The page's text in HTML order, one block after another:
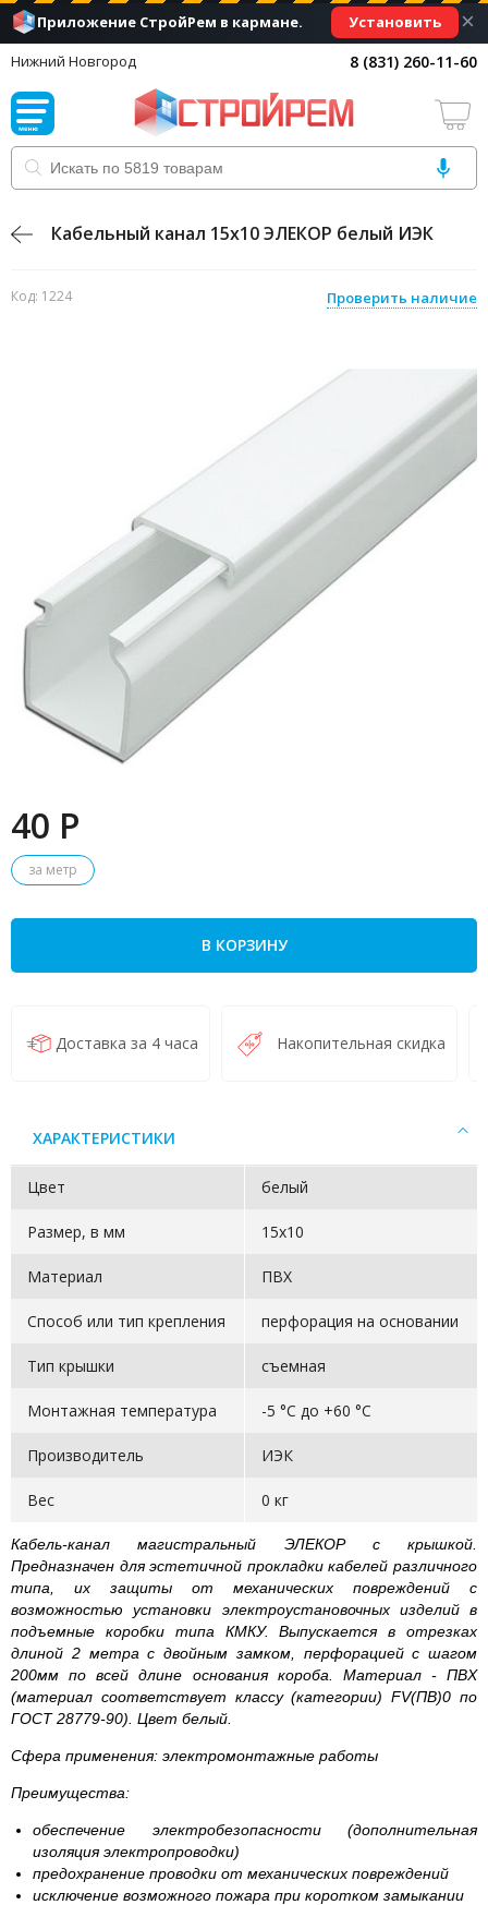
Приложение СтройРем в кармане. Установить ×
Нижний Новгород 8 (831) 260-11-60
Кабельный канал 15х10 ЭЛЕКОР белый ИЭК
Код: 1224 Проверить наличие
40 P
за метр
В КОРЗИНУ
Доставка за 4 часа Накопительная скидка
ХАРАКТЕРИСТИКИ
Цвет белый
Размер, в мм 15х10
Материал ПВХ
Способ или тип крепления перфорация на основании
Тип крышки съемная
Монтажная температура -5 °C до +60 °C
Производитель ИЭК
Вес 0 кг
Кабель-канал магистральный ЭЛЕКОР с крышкой.
Предназначен для эстетичной прокладки кабелей различного
типа, их защиты от механических повреждений с
возможностью установки электроустановочных изделий в
подъемные коробки типа КМКУ. Выпускается в отрезках
длиной 2 метра с двойным замком, перфорацией с шагом
200мм по всей длине основания короба. Материал - ПВХ
(материал соответствует классу (категории) FV(ПВ)0 по
ГОСТ 28779-90). Цвет белый.
Сфера применения: электромонтажные работы
Преимущества:
обеспечение электробезопасности (дополнительная
изоляция электропроводки)
предохранение проводки от механических повреждений
исключение возможного пожара при коротком замыкании